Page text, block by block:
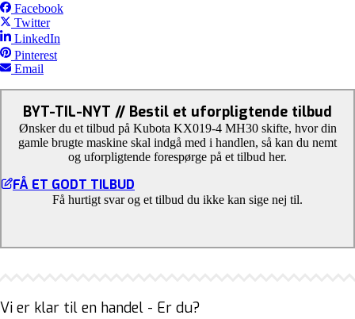
Facebook
Twitter
LinkedIn
Pinterest
Email
BYT-TIL-NYT // Bestil et uforpligtende tilbud
Ønsker du et tilbud på Kubota KX019-4 MH30 skifte, hvor din
gamle brugte maskine skal indgå med i handlen, så kan du nemt
og uforpligtende forespørge på et tilbud her.
FÅ ET GODT TILBUD
Få hurtigt svar og et tilbud du ikke kan sige nej til.
Vi er klar til en handel - Er du?